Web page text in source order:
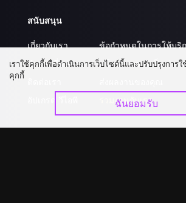
สนับสนุน
เกี่ยวกับเรา
คำถามที่พบบ่อย
ข้อกำหนดในการให้บริ
นโยบายความเป็นส่วน
ร่วมงานกับเรา
เราใช้คุกกี้เพื่อดำเนินการเว็บไซต์นี้และปรับปรุงการ
คุกกี้
ฉันยอมรับ